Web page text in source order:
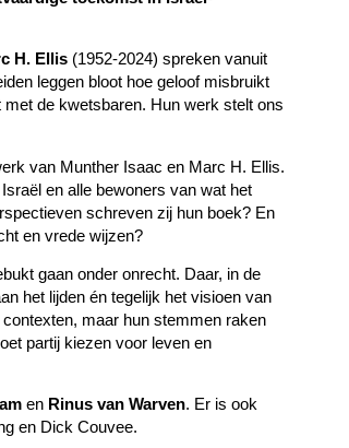
H. Ellis (1952-2024) spreken vanuit
leggen bloot hoe geloof misbruikt
de kwetsbaren. Hun werk stelt ons
van Munther Isaac en Marc H. Ellis.
en alle bewoners van wat het
schreven zij hun boek? En
en vrede wijzen?
gaan onder onrecht. Daar, in de
het lijden én tegelijk het visioen van
maar hun stemmen raken
partij kiezen voor leven en
en Rinus van Warven. Er is ook
en Dick Couvee.